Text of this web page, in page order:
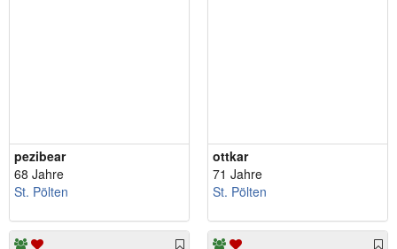
pezibear
68 Jahre
St. Pölten
ottkar
71 Jahre
St. Pölten